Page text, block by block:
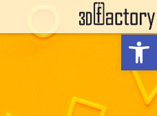
פתח סרגל נגישות